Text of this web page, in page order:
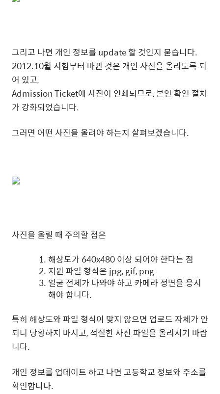
그리고 나면 개인 정보를 update 할 것인지 묻습니다.
2012.10월 시험부터 바뀐 것은 개인 사진을 올리도록 되
어 있고,
Admission Ticket에 사진이 인쇄되므로, 본인 확인 절차
가 강화되었습니다.
그러면 어떤 사진을 올려야 하는지 살펴보겠습니다.
사진을 올릴 때 주의할 점은
해상도가 640x480 이상 되어야 한다는 점
지원 파일 형식은 jpg, gif, png
얼굴 전체가 나와야 하고 카메라 정면을 응시
해야 합니다.
특히 해상도와 파일 형식이 맞지 않으면 업로드 자체가 안
되니 당황하지 마시고, 적절한 사진 파일을 올리시기 바랍
니다.
개인 정보를 업데이트 하고 나면 고등학교 정보와 주소를
확인합니다.